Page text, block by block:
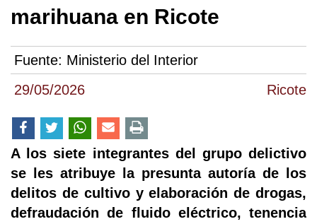
29/05/2026 Ricote
marihuana en Ricote
Fuente: Ministerio del Interior
A los siete integrantes del grupo delictivo
se les atribuye la presunta autoría de los
delitos de cultivo y elaboración de drogas,
defraudación de fluido eléctrico, tenencia